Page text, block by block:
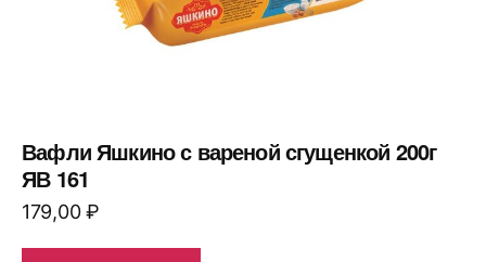
Вафли Яшкино с вареной сгущенкой 200г
ЯВ 161
179,00₽